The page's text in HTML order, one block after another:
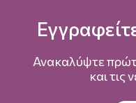
Ανακαλύψτε
και τις